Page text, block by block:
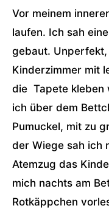
Vor meinem
laufen. Ich sah
gebaut.
Kinderzimmer mit
die Tapete kleben
ich über dem
Pumuckel, mit zu
der Wiege sah ich
Atemzug das
mich nachts am
Rotkäppchen